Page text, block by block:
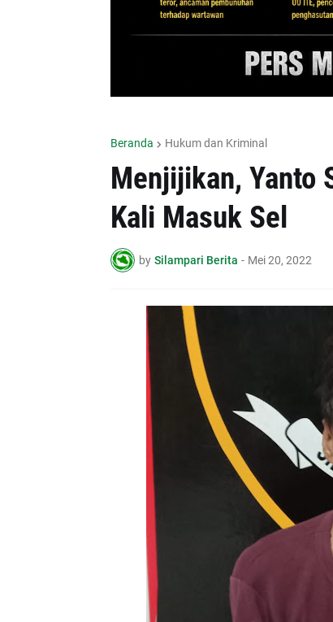
Beranda Hukum dan Kriminal
Menjijikan, Yanto
Kali Masuk Sel
by Silampari Berita - Mei 20, 2022